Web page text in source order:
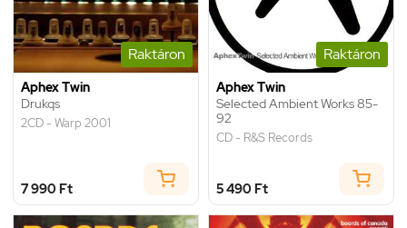
Raktáron
Aphex Twin
Drukqs
2CD - Warp 2001
7 990 Ft
Raktáron
Aphex Twin
Selected Ambient Works 85-
92
CD - R&S Records
5 490 Ft